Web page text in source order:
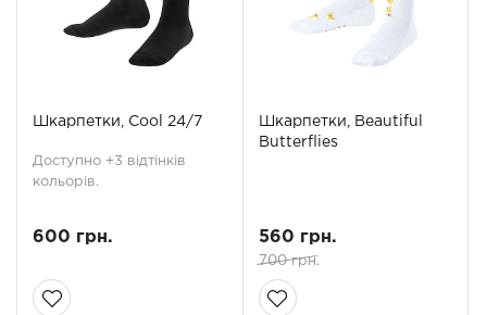
Шкарпетки, Cool 24/7
Доступно +3 відтінків
кольорів.
600 грн.
Шкарпетки, Beautiful
Butterflies
560 грн.
700 грн.